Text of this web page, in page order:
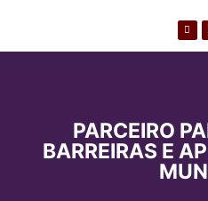
PARCEIRO
BARREIRAS E